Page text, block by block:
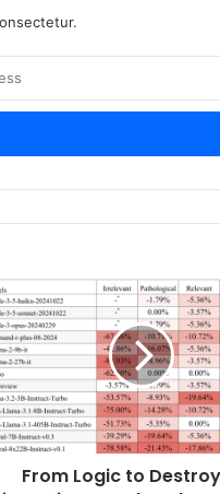
From Logic to